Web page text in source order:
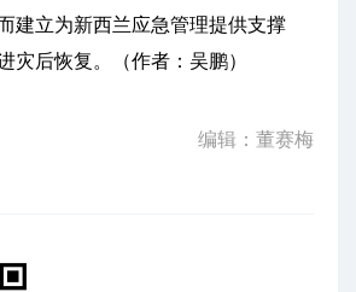
建立为新西兰应急管理提供支撑
后恢复。（作者：吴鹏）
编辑：董赛梅